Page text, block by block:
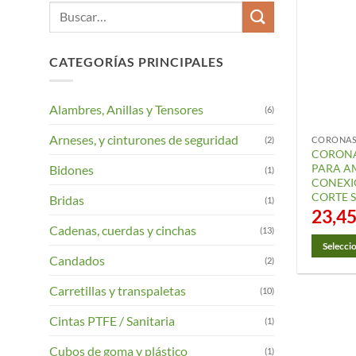
Buscar
CATEGORÍAS PRINCIPALES
Alambres, Anillas y Tensores (6)
Arneses, y cinturones de seguridad (2)
Bidones (1)
Bridas (1)
Cadenas, cuerdas y cinchas (13)
Candados (2)
Carretillas y transpaletas (10)
Cintas PTFE / Sanitaria (1)
Cubos de goma y plástico (1)
PARA
CORTE
23,45